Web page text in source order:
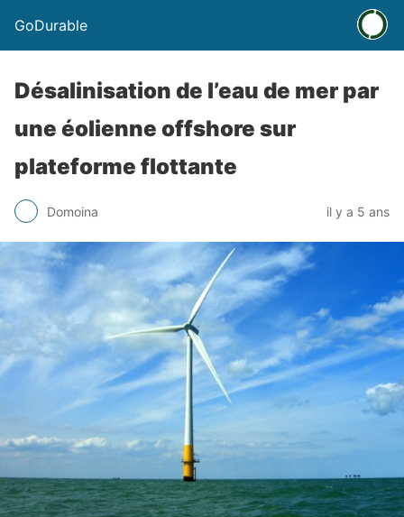
GoDurable
Désalinisation de l’eau de mer par
une éolienne offshore sur
plateforme flottante
Domoina il y a 5 ans